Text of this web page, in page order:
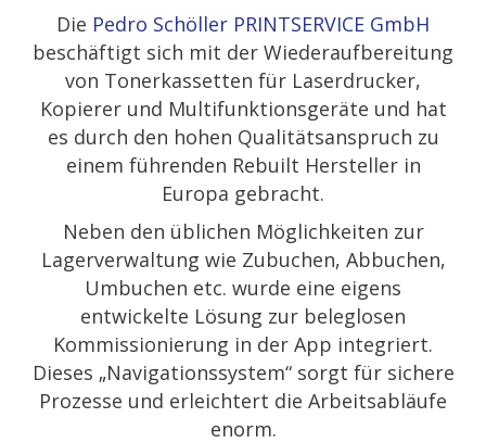
Die Pedro Schöller PRINTSERVICE GmbH
beschäftigt sich mit der Wiederaufbereitung
von Tonerkassetten für Laserdrucker,
Kopierer und Multifunktionsgeräte und hat
es durch den hohen Qualitätsanspruch zu
einem führenden Rebuilt Hersteller in
Europa gebracht.
Neben den üblichen Möglichkeiten zur
Lagerverwaltung wie Zubuchen, Abbuchen,
Umbuchen etc. wurde eine eigens
entwickelte Lösung zur beleglosen
Kommissionierung in der App integriert.
Dieses „Navigationssystem“ sorgt für sichere
Prozesse und erleichtert die Arbeitsabläufe
enorm.